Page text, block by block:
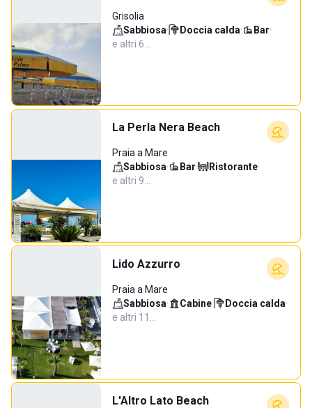
Grisolia
Sabbiosa· Doccia calda· Bar·
e altri 6…
La Perla Nera Beach
Praia a Mare
Sabbiosa· Bar· Ristorante·
e altri 9…
Lido Azzurro
Praia a Mare
Sabbiosa· Cabine· Doccia calda·
e altri 11…
L'Altro Lato Beach